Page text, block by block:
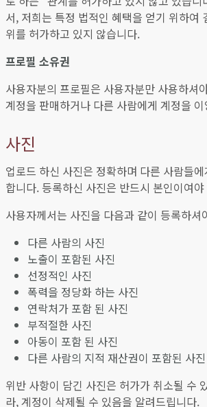
서, 저희는 특정 법적인 혜택을 얻기 위하여
위를 허가하고 있지 않습니다.
프로필 소유권
사용자분의 프로필은 사용자분만 사용하셔
계정을 판매하거나 다른 사람에게 계정을
사진
업로드 하신 사진은 정확하며 다른 사람들
합니다. 등록하신 사진은 반드시 본인이여
사용자께서는 사진을 다음과 같이 등록하셔
다른 사람의 사진
노출이 포함된 사진
선정적인 사진
폭력을 정당화 하는 사진
연락처가 포함 된 사진
부적절한 사진
아동이 포함 된 사진
다른 사람의 지적 재산권이 포함된 사진
위반 사항이 담긴 사진은 허가가 취소될 수
라, 계정이 삭제될 수 있음을 알려드립니다.